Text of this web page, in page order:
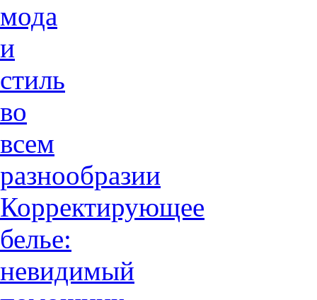
мода
и
стиль
во
всем
разнообразии
Корректирующее
белье:
невидимый